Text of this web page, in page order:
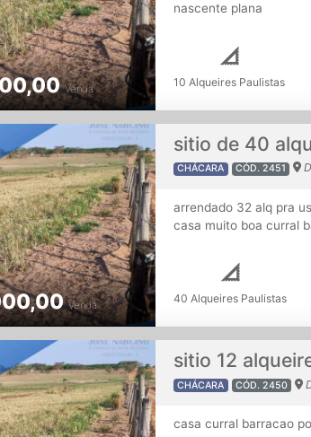
Venda
nascente plana
10 Alqueires Paulistas
sitio de 40
CHÁCARA CÓD. 2451
Venda
arrendado 32 alq pra
casa muito boa curral
40 Alqueires Paulistas
sitio 12
CHÁCARA CÓD. 2450
casa curral barracao